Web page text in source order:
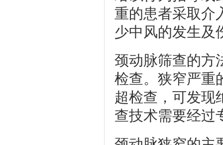
重的患者采取介
少中风的发生及
颈动脉筛查的方
检查。狭窄严重
超检查，可发现
查技术需要经过